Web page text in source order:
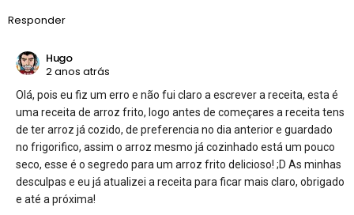
Responder
Hugo
2 anos atrás
Olá, pois eu fiz um erro e não fui claro a escrever a receita, esta é
uma receita de arroz frito, logo antes de começares a receita tens
de ter arroz já cozido, de preferencia no dia anterior e guardado
no frigorifico, assim o arroz mesmo já cozinhado está um pouco
seco, esse é o segredo para um arroz frito delicioso! ;D As minhas
desculpas e eu já atualizei a receita para ficar mais claro, obrigado
e até a próxima!